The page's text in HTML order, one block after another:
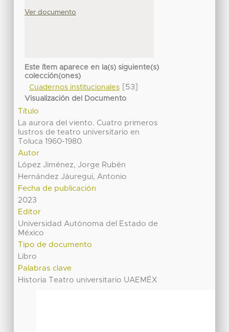
Ver documento
Este ítem aparece en la(s) siguiente(s)
colección(ones)
Cuadernos institucionales[53]
Visualización del Documento
Título
La aurora del viento. Cuatro primeros
lustros de teatro universitario en
Toluca 1960-1980
Autor
López Jiménez, Jorge Rubén
Hernández Jáuregui, Antonio
Fecha de publicación
2023
Editor
Universidad Autónoma del Estado de
México
Tipo de documento
Libro
Palabras clave
Historia Teatro universitario UAEMÉX